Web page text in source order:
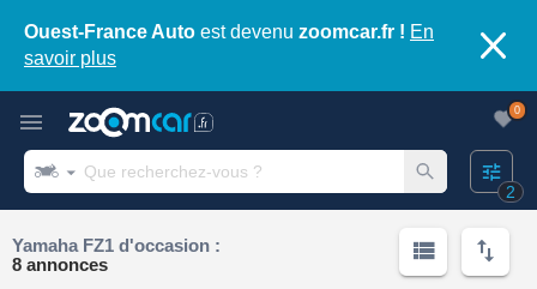
Ouest-France Auto est devenu zoomcar.fr ! En
savoir plus
2
0
Yamaha FZ1 d'occasion :
8 annonces